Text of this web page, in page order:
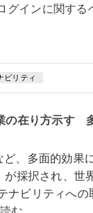
グインに関する
ビリティ
の在り方示す
、多面的効
採択され、世
ナビリティへ